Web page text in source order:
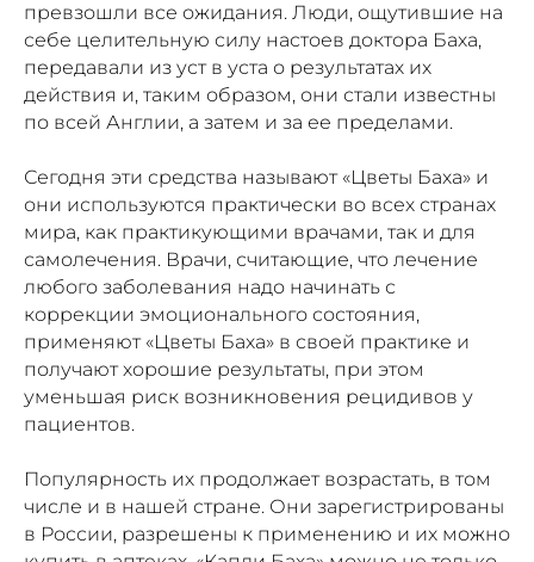
превзошли все ожидания. Люди, ощутившие на
себе целительную силу настоев доктора Баха,
передавали из уст в уста о результатах их
действия и, таким образом, они стали известны
по всей Англии, а затем и за ее пределами.
Сегодня эти средства называют «Цветы Баха» и
они используются практически во всех странах
мира, как практикующими врачами, так и для
самолечения. Врачи, считающие, что лечение
любого заболевания надо начинать с
коррекции эмоционального состояния,
применяют «Цветы Баха» в своей практике и
получают хорошие результаты, при этом
уменьшая риск возникновения рецидивов у
пациентов.
Популярность их продолжает возрастать, в том
числе и в нашей стране. Они зарегистрированы
в России, разрешены к применению и их можно